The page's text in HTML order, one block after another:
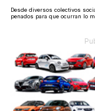
Desde diversos colectivos
penados para que ocurran lo